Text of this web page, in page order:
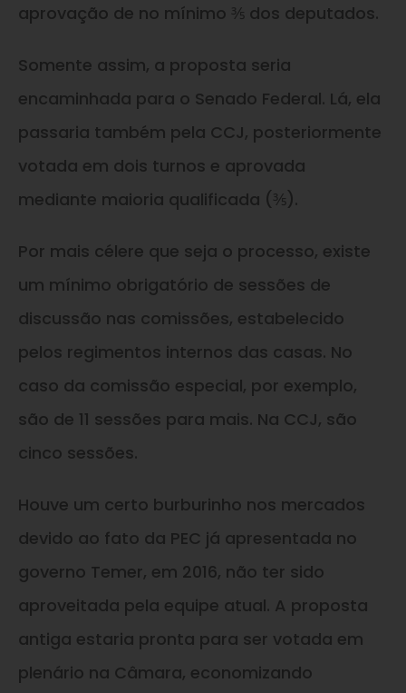
aprovação de no mínimo ⅗ dos deputados.
Somente assim, a proposta seria
encaminhada para o Senado Federal. Lá, ela
passaria também pela CCJ, posteriormente
votada em dois turnos e aprovada
mediante maioria qualificada (⅗).
Por mais célere que seja o processo, existe
um mínimo obrigatório de sessões de
discussão nas comissões, estabelecido
pelos regimentos internos das casas. No
caso da comissão especial, por exemplo,
são de 11 sessões para mais. Na CCJ, são
cinco sessões.
Houve um certo burburinho nos mercados
devido ao fato da PEC já apresentada no
governo Temer, em 2016, não ter sido
aproveitada pela equipe atual. A proposta
antiga estaria pronta para ser votada em
plenário na Câmara, economizando